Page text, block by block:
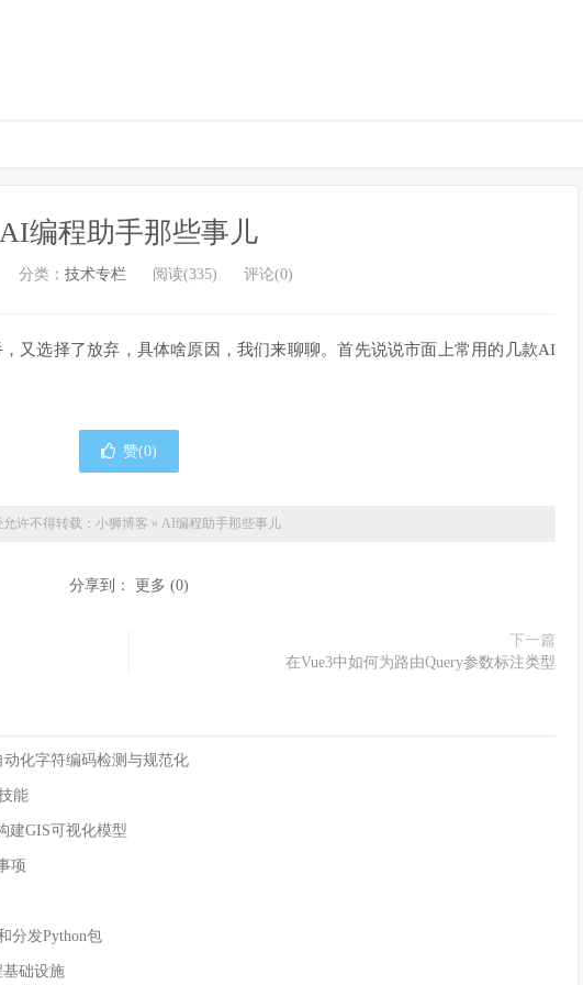
AI编程助手那些事儿
分类： 技术专栏 阅读(335) 评论(0)
又选择了放弃，具体啥原因，我们来聊聊。首先说说市面上常用的几款AI
赞(0)
允许不得转载： 小狮博客 » AI编程助手那些事儿
分享到： 更多 (0)
下一篇
在Vue3中如何为路由Query参数标注类型
动化字符编码检测与规范化
能
建GIS可视化模型
项
分发Python包
基础设施